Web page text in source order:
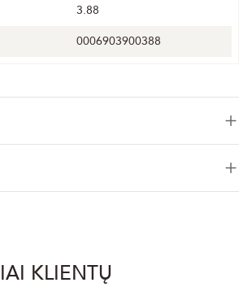
3.88
0006903900388
KLIENTŲ